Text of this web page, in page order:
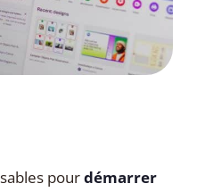
pourdémarrer